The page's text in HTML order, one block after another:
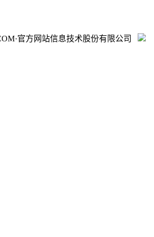
官方网站信息技术股份有限公司